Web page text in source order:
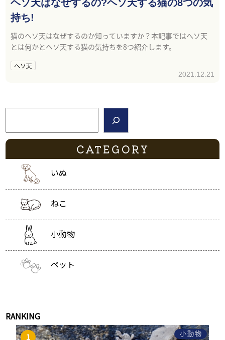
ヘソ天はなぜするの?ヘソ天する猫の8つの気
持ち!
猫のヘソ天はなぜするのか知っていますか？本記事ではへソ天
とは何かとヘソ天する猫の気持ちを8つ紹介します。
ヘソ天
2021.12.21
検索
CATEGORY
いぬ
ねこ
小動物
ペット
RANKING
小動物